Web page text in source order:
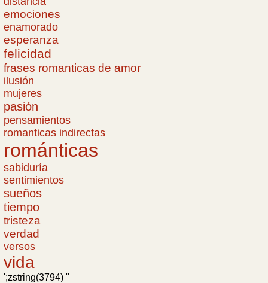
emociones
enamorado
esperanza
felicidad
frases romanticas de amor
ilusión
mujeres
pasión
pensamientos
romanticas indirectas
románticas
sabiduría
sentimientos
sueños
tiempo
tristeza
verdad
versos
vida
';zstring(3794) "